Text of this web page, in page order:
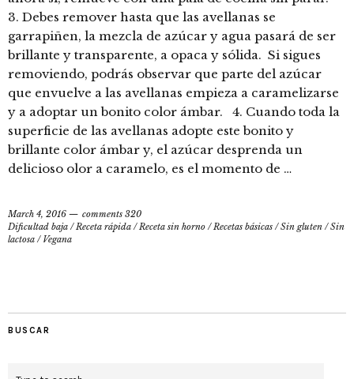
3. Debes remover hasta que las avellanas se
garrapiñen, la mezcla de azúcar y agua pasará de ser
brillante y transparente, a opaca y sólida. Si sigues
removiendo, podrás observar que parte del azúcar
que envuelve a las avellanas empieza a caramelizarse
y a adoptar un bonito color ámbar. 4. Cuando toda la
superficie de las avellanas adopte este bonito y
brillante color ámbar y, el azúcar desprenda un
delicioso olor a caramelo, es el momento de …
March 4, 2016
comments 320
Dificultad baja / Receta rápida / Receta sin horno / Recetas básicas /Sin gluten /Sin
lactosa / Vegana
BUSCAR